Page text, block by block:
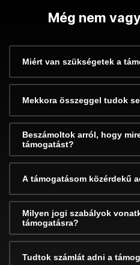
Még nem
Miért van szükségetek a
Mekkora összeggel tudok
Beszámoltok arról, hogy
támogatást?
A támogatásom közérdekű
Milyen jogi szabályok
támogatásra?
Tudtok számlát adni a